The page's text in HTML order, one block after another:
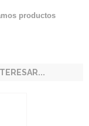
productos